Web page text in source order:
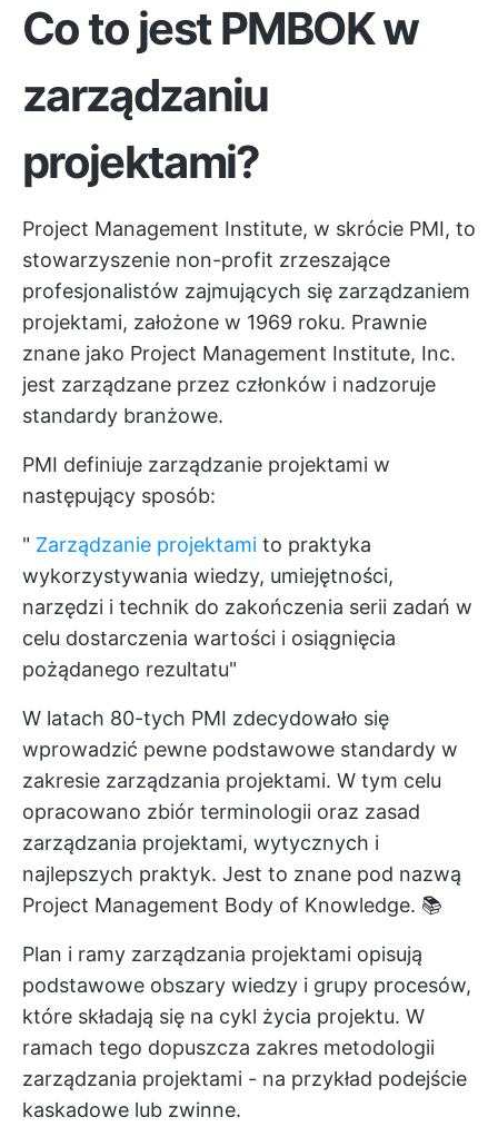
Co to jest PMBOK w
zarządzaniu
projektami?
Project Management Institute, w skrócie PMI, to
stowarzyszenie non-profit zrzeszające
profesjonalistów zajmujących się zarządzaniem
projektami, założone w 1969 roku. Prawnie
znane jako Project Management Institute, Inc.
jest zarządzane przez członków i nadzoruje
standardy branżowe.
PMI definiuje zarządzanie projektami w
następujący sposób:
" Zarządzanie projektami to praktyka
wykorzystywania wiedzy, umiejętności,
narzędzi i technik do zakończenia serii zadań w
celu dostarczenia wartości i osiągnięcia
pożądanego rezultatu"
W latach 80-tych PMI zdecydowało się
wprowadzić pewne podstawowe standardy w
zakresie zarządzania projektami. W tym celu
opracowano zbiór terminologii oraz zasad
zarządzania projektami, wytycznych i
najlepszych praktyk. Jest to znane pod nazwą
Project Management Body of Knowledge. 📚
Plan i ramy zarządzania projektami opisują
podstawowe obszary wiedzy i grupy procesów,
które składają się na cykl życia projektu. W
ramach tego dopuszcza zakres metodologii
zarządzania projektami - na przykład podejście
kaskadowe lub zwinne.